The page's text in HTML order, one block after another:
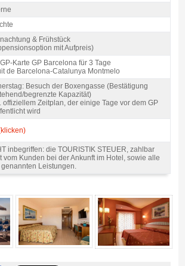
& Frühstück
mit Aufpreis)
Karte GP Barcelona für 3 Tage
de Barcelona-Catalunya Montmelo
Besuch der Boxengasse (Bestätigung
begrenzte Kapazität)
offiziellem Zeitplan, der einige Tage vor dem GP
wird
inbegriffen: die TOURISTIK STEUER, zahlbar
vom Kunden bei der Ankunft im Hotel, sowie alle
Leistungen.